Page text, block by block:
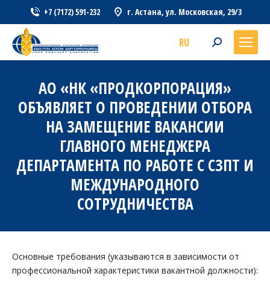
+7 (7172) 591-232 г. Астана, ул. Московская, 29/3
RU Search:
АО «НК «ПРОДКОРПОРАЦИЯ»
ОБЪЯВЛЯЕТ О ПРОВЕДЕНИИ ОТБОРА
НА ЗАМЕЩЕНИЕ ВАКАНСИИ
ГЛАВНОГО МЕНЕДЖЕРА
ДЕПАРТАМЕНТА ПО РАБОТЕ С СЗПТ И
МЕЖДУНАРОДНОГО
СОТРУДНИЧЕСТВА
Основные требования (указываются в зависимости от
профессиональной характеристики вакантной должности):